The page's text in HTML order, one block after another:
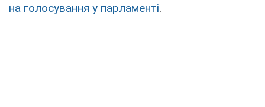
на голосування у парламенті.